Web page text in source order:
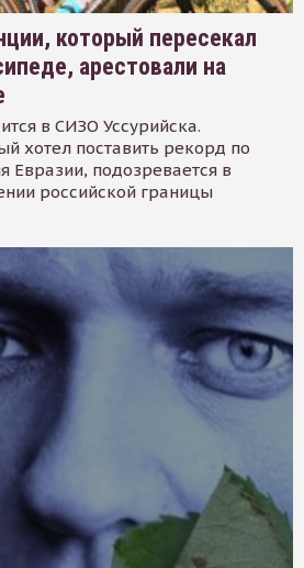
который пересекал
арестовали на
в СИЗО Уссурийска.
хотел поставить рекорд по
Евразии, подозревается в
российской границы